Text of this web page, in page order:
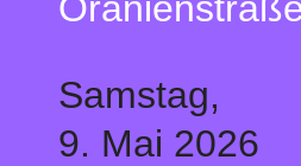
Samstag,
9. Mai 2026